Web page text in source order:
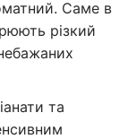
Саме в
різкий
та